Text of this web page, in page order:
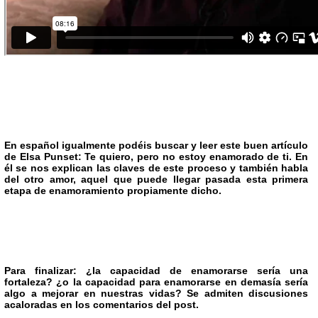
En español igualmente podéis buscar y leer este buen artículo
de Elsa Punset:Te quiero, pero no estoy enamorado de ti. En
él se nos explican las claves de este proceso y también habla
del otro amor, aquel que puede llegar pasada esta primera
etapa de enamoramiento propiamente dicho.
Para finalizar: ¿la capacidad de enamorarse sería una
fortaleza? ¿o la capacidad para enamorarse en demasía sería
algo a mejorar en nuestras vidas? Se admiten discusiones
acaloradas en los comentarios del post.